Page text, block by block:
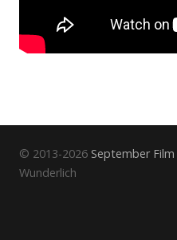
© 2013-2026 September
Wunderlich